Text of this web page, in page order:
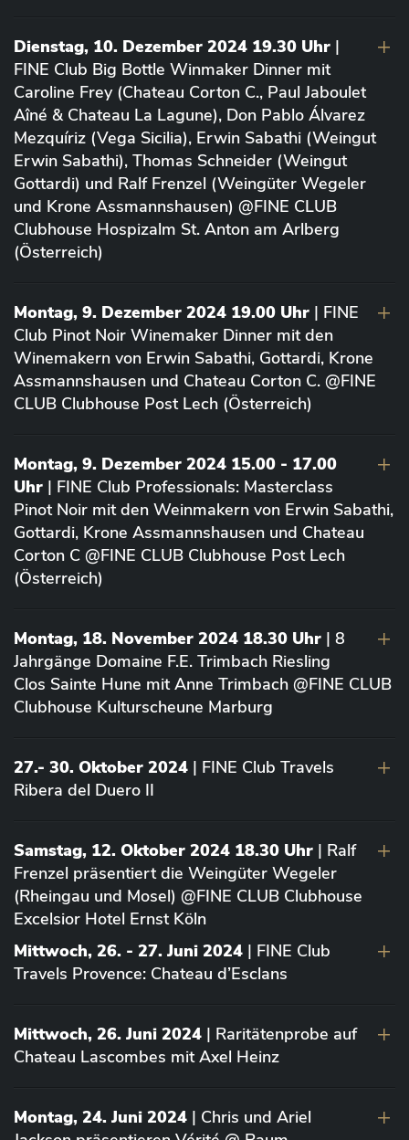
Dienstag, 10. Dezember 2024 19.30 Uhr |
FINE Club Big Bottle Winmaker Dinner mit
Caroline Frey (Chateau Corton C., Paul Jaboulet
Aîné & Chateau La Lagune), Don Pablo Álvarez
Mezquíriz (Vega Sicilia), Erwin Sabathi (Weingut
Erwin Sabathi), Thomas Schneider (Weingut
Gottardi) und Ralf Frenzel (Weingüter Wegeler
und Krone Assmannshausen) @FINE CLUB
Clubhouse Hospizalm St. Anton am Arlberg
(Österreich)
Montag, 9. Dezember 2024 19.00 Uhr | FINE
Club Pinot Noir Winemaker Dinner mit den
Winemakern von Erwin Sabathi, Gottardi, Krone
Assmannshausen und Chateau Corton C. @FINE
CLUB Clubhouse Post Lech (Österreich)
Montag, 9. Dezember 2024 15.00 - 17.00
Uhr | FINE Club Professionals: Masterclass
Pinot Noir mit den Weinmakern von Erwin Sabathi,
Gottardi, Krone Assmannshausen und Chateau
Corton C @FINE CLUB Clubhouse Post Lech
(Österreich)
Montag, 18. November 2024 18.30 Uhr | 8
Jahrgänge Domaine F.E. Trimbach Riesling
Clos Sainte Hune mit Anne Trimbach @FINE CLUB
Clubhouse Kulturscheune Marburg
27.- 30. Oktober 2024 | FINE Club Travels
Ribera del Duero II
Samstag, 12. Oktober 2024 18.30 Uhr | Ralf
Frenzel präsentiert die Weingüter Wegeler
(Rheingau und Mosel) @FINE CLUB Clubhouse
Excelsior Hotel Ernst Köln
Mittwoch, 26. - 27. Juni 2024 | FINE Club
Travels Provence: Chateau d’Esclans
Mittwoch, 26. Juni 2024 | Raritätenprobe auf
Chateau Lascombes mit Axel Heinz
Montag, 24. Juni 2024 | Chris und Ariel